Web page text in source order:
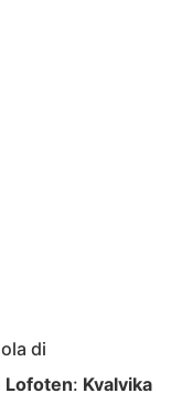
di
Lofoten: Kvalvika